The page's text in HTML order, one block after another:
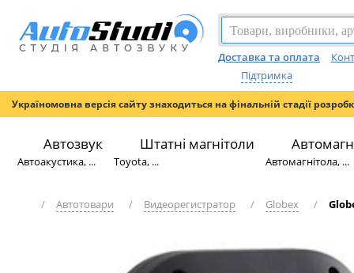
Доставка та оплата
Підтримка
Україномовна версія сайту знаходиться на фінальній стадії
Автозвук
Автоакустика, ...
Штатні магнітоли
Toyota, ... Автомагнітола, ...
/ Автотовари / Видеорегистратор / Globex /